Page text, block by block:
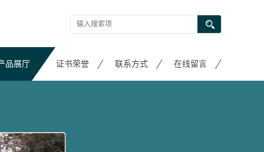
品展厅 证书荣誉 联系方式 在线留言